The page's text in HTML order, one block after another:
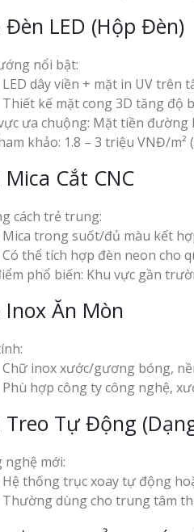
Đèn LED (Hộp Đèn)
nổi bật:
LED dây viền + mặt in UV trên
Thiết kế mặt cong 3D tăng độ
ưa chuộng: Mặt tiền đường
khảo: 1.8 – 3 triệu VNĐ/
Mica Cắt CNC
cách trẻ trung:
Mica trong suốt/đủ màu kết
Có thể tích hợp đèn neon cho
phổ biến: Khu vực gần
Inox Ăn Mòn
Chữ inox xước/gương bóng,
Phù hợp công ty công nghệ,
Treo Tự Động
nghệ mới:
Hệ thống trục xoay tự động
Thường dùng cho trung tâm